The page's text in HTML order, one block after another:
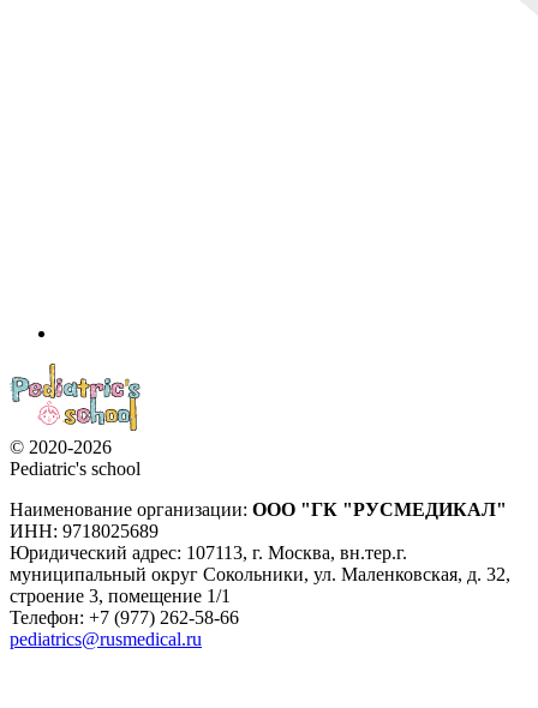
© 2020-2026
Pediatric's school
Наименование организации: ООО "ГК "РУСМЕДИКАЛ"
ИНН: 9718025689
Юридический адрес: 107113, г. Москва, вн.тер.г.
муниципальный округ Сокольники, ул. Маленковская, д. 32,
строение 3, помещение 1/1
Телефон: +7 (977) 262-58-66
pediatrics@rusmedical.ru